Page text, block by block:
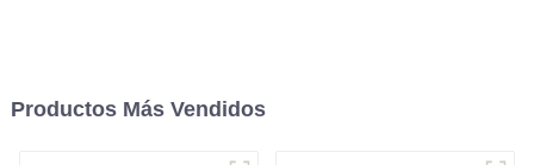
Productos Más Vendidos